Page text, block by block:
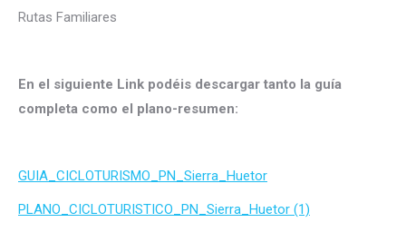
Rutas Familiares
En el siguiente Link podéis descargar tanto la guía
completa como el plano-resumen:
GUIA_CICLOTURISMO_PN_Sierra_Huetor
PLANO_CICLOTURISTICO_PN_Sierra_Huetor (1)